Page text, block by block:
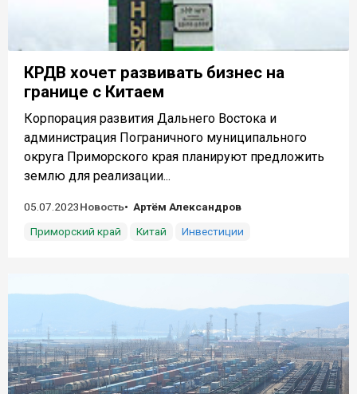
КРДВ хочет развивать бизнес на
границе с Китаем
Корпорация развития Дальнего Востока и
администрация Пограничного муниципального
округа Приморского края планируют предложить
землю для реализации...
05.07.2023Новость
Артём Александров
Приморский край
Китай Инвестиции